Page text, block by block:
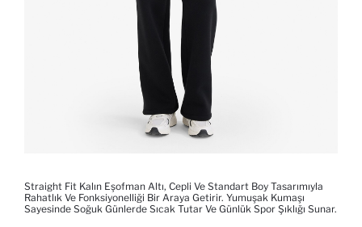
Straight Fit Kalın Eşofman Altı, Cepli Ve Standart Boy Tasarımıyla
Rahatlık Ve Fonksiyonelliği Bir Araya Getirir. Yumuşak Kumaşı
Sayesinde Soğuk Günlerde Sıcak Tutar Ve Günlük Spor Şıklığı Sunar.